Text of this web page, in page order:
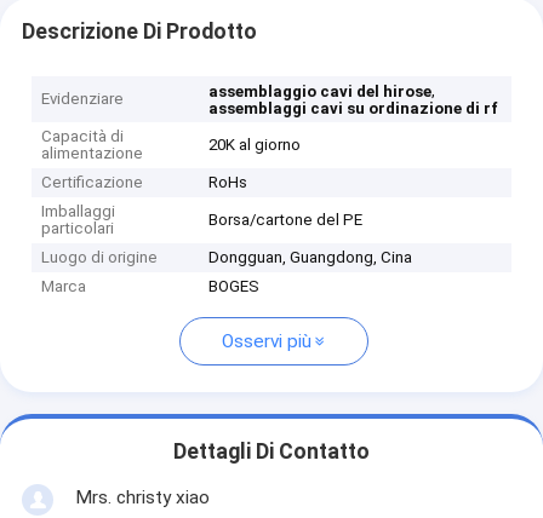
Descrizione Di Prodotto
Evidenziare assemblaggio cavi del hirose,
assemblaggi cavi su ordinazione di rf
Capacità di
alimentazione
20K al giorno
Certificazione
RoHs
Imballaggi
particolari
Borsa/cartone del PE
Luogo di origine
Dongguan, Guangdong, Cina
Marca
BOGES
Osservi più
Dettagli Di Contatto
Mrs. christy xiao